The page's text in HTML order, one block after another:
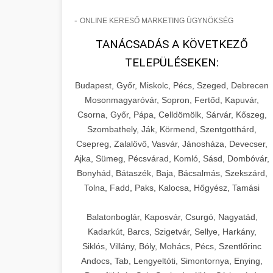
- ONLINE KERESŐ MARKETING ÜGYNÖKSÉG
TANÁCSADÁS A KÖVETKEZŐ
TELEPÜLÉSEKEN:
Budapest, Győr, Miskolc, Pécs, Szeged, Debrecen
Mosonmagyaróvár, Sopron, Fertőd, Kapuvár,
Csorna, Győr, Pápa, Celldömölk, Sárvár, Kőszeg,
Szombathely, Ják, Körmend, Szentgotthárd,
Csepreg, Zalalövő, Vasvár, Jánosháza, Devecser,
Ajka, Sümeg, Pécsvárad, Komló, Sásd, Dombóvár,
Bonyhád, Bátaszék, Baja, Bácsalmás, Szekszárd,
Tolna, Fadd, Paks, Kalocsa, Hőgyész, Tamási
Balatonboglár, Kaposvár, Csurgó, Nagyatád,
Kadarkút, Barcs, Szigetvár, Sellye, Harkány,
Siklós, Villány, Bóly, Mohács, Pécs, Szentlőrinc
Andocs, Tab, Lengyeltóti, Simontornya, Enying,